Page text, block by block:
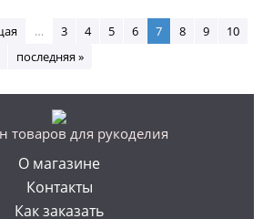
и
… 3 4 5 6 7 8 9
10
последняя »
товаров для рукоделия
О магазине
Контакты
Как заказать